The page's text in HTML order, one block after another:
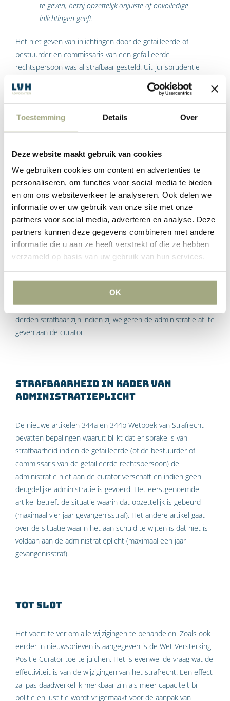
Toestemming Details Over
Deze website maakt gebruik van cookies
We gebruiken cookies om content en advertenties te
personaliseren, om functies voor social media te bieden
en om ons websiteverkeer te analyseren. Ook delen we
informatie over uw gebruik van onze site met onze
partners voor social media, adverteren en analyse. Deze
partners kunnen deze gegevens combineren met andere
informatie die u aan ze heeft verstrekt of die ze hebben
verzameld op basis van uw gebruik van hun services.
OK
te geven, hetzij opzettelijk onjuiste of onvolledige
inlichtingen geeft.
Het niet geven van inlichtingen door de gefailleerde of
bestuurder en commissaris van een gefailleerde
rechtspersoon was al strafbaar gesteld. Uit jurisprudentie
blijkt dat onder inlichtingen ook worden verstaan
administratieve stukken, zoals bankafschriften en het
grootboek. Nieuw is echter dat de strafbepaling ook geldt
voor anderen die wettelijk gehouden zijn om inlichtingen te
verschaffen. Het verschil zal vooral relevant zijn zodra de Wet
wetsvoorstel bevat namelijk de bepaling:
Derden die in de uitoefening van hun beroep of bedrijf,
op welke wijze dan ook, de administratie van de
gefailleerde geheel of gedeeltelijk onder zich hebben,
stellen die administratie en de daartoe behorende
boeken, bescheiden en andere gegevensdragers
desgevraagd volledig en ongeschonden aan de curator
ter beschikking, zo nodig met inbegrip van de middelen
om de inhoud binnen redelijke tijd leesbaar te maken.
Denk bij deze derden vooral aan accountants en
administratiekantoren. Mijn inziens zullen de bedoelde
derden strafbaar zijn indien zij weigeren de administratie af te
geven aan de curator.
Strafbaarheid in kader van
administratieplicht
De nieuwe artikelen 344a en 344b Wetboek van Strafrecht
bevatten bepalingen waaruit blijkt dat er sprake is van
strafbaarheid indien de gefailleerde (of de bestuurder of
commissaris van de gefailleerde rechtspersoon) de
administratie niet aan de curator verschaft en indien geen
deugdelijke administratie is gevoerd. Het eerstgenoemde
artikel betreft de situatie waarin dat opzettelijk is gebeurd
(maximaal vier jaar gevangenisstraf). Het andere artikel gaat
over de situatie waarin het aan schuld te wijten is dat niet is
voldaan aan de administratieplicht (maximaal een jaar
gevangenisstraf).
Tot slot
Het voert te ver om alle wijzigingen te behandelen. Zoals ook
eerder in nieuwsbrieven is aangegeven is de Wet Versterking
Positie Curator toe te juichen. Het is evenwel de vraag wat de
effectiviteit is van de wijzigingen van het strafrecht. Een effect
zal pas daadwerkelijk merkbaar zijn als meer capaciteit bij
politie en justitie wordt vrijgemaakt voor de aanpak van